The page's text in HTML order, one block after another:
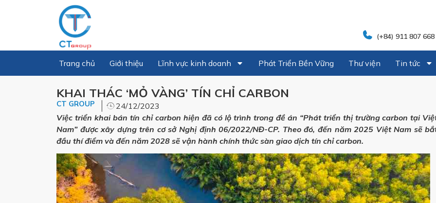
(+84) 911 807
Trang chủ Giới thiệu Lĩnh vực kinh doanh Phát Triển Bền Vững Thư viện Tin tức
KHAI THÁC ‘MỎ VÀNG’ TÍN CHỈ CARBON
CT GROUP
24/12/2023
Việc triển khai bán tín chỉ carbon hiện đã có lộ trình trong đề án “Phát triển thị trường carbon tại
Nam” được xây dựng trên cơ sở Nghị định 06/2022/NĐ-CP. Theo đó, đến năm 2025 Việt Nam sẽ
đầu thí điểm và đến năm 2028 sẽ vận hành chính thức sàn giao dịch tín chỉ carbon.